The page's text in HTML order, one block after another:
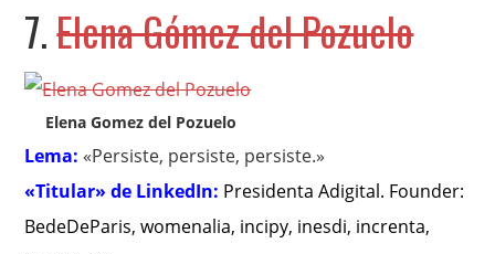
7.Elena Gómez del Pozuelo
Elena Gomez del Pozuelo
Lema: «Persiste, persiste, persiste.»
«Titular» de LinkedIn: Presidenta Adigital. Founder:
BedeDeParis, womenalia, incipy, inesdi, increnta,